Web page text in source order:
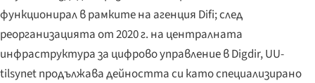
функционирал в рамките на агенция Difi; след
реорганизацията от 2020 г. на централната
инфраструктура за цифрово управление в Digdir, UU-
tilsynet продължава дейността си като специализирано